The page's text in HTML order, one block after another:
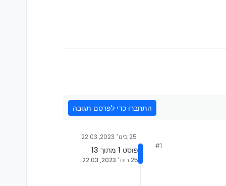
התחברו כדי לפרסם תגובה
#1
25 בינו׳ 2023, 22:03
פוסט 1 מתוך 13
25 בינו׳ 2023, 22:03